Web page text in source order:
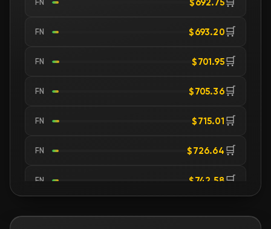
FN
FN $693.20🛒
FN $701.95🛒
FN $705.36🛒
FN $715.01 🛒
FN $726.64 🛒
FN $742.58🛒